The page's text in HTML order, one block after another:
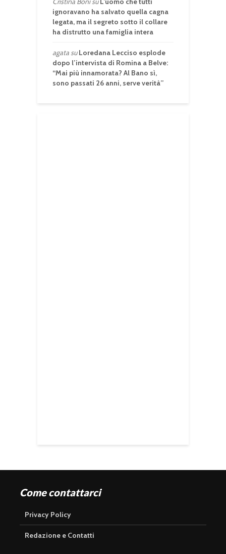
ignoravano ha salvato quella cagna
legata, ma il segreto sotto il collare
ha distrutto una famiglia intera
agata suLoredana Lecciso esplode
dopo l’intervista di Romina a Belve:
“Mai più innamorata? Al Bano sì,
sono passati 26 anni, serve verità”
Come contattarci
Privacy Policy
Redazione e Contatti